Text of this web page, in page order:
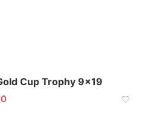
Cup Trophy 9×19